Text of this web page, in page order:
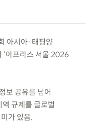
아시아·태평양
‘아프라스 서울 2026
보 공유를 넘어
규제를 글로벌
가 있음.